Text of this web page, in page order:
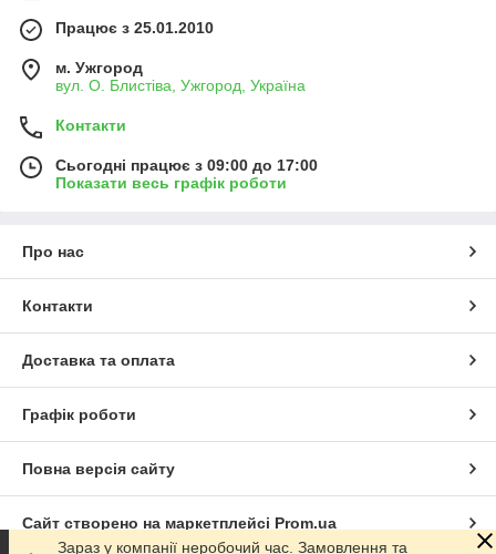
Працює з 25.01.2010
м. Ужгород
вул. О. Блистіва, Ужгород, Україна
Контакти
Сьогодні працює з 09:00 до 17:00
Показати весь графік роботи
Про нас
Контакти
Доставка та оплата
Графік роботи
Повна версія сайту
Сайт створено на маркетплейсі Prom.ua
Зараз у компанії неробочий час. Замовлення та